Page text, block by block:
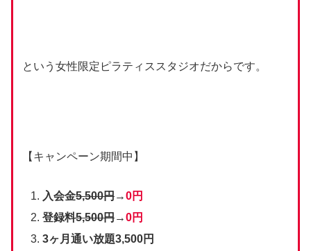
という女性限定ピラティススタジオだからです。
【キャンペーン期間中】
入会金5,500円→0円
登録料5,500円→0円
3ヶ月通い放題3,500円